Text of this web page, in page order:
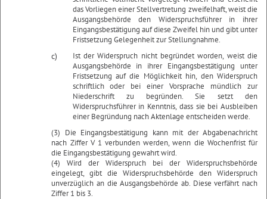
das Vorliegen einer Stellvertretung zweifelhaft, weist die
Ausgangsbehörde den Widerspruchsführer in ihrer
Eingangsbestätigung auf diese Zweifel hin und gibt unter
Fristsetzung Gelegenheit zur Stellungnahme.
c)
Ist der Widerspruch nicht begründet worden, weist die
Ausgangsbehörde in ihrer Eingangsbestätigung unter
Fristsetzung auf die Möglichkeit hin, den Widerspruch
schriftlich oder bei einer Vorsprache mündlich zur
Niederschrift zu begründen. Sie setzt den
Widerspruchsführer in Kenntnis, dass sie bei Ausbleiben
einer Begründung nach Aktenlage entscheiden werde.
(3) Die Eingangsbestätigung kann mit der Abgabenachricht
nach Ziffer V 1 verbunden werden, wenn die Wochenfrist für
die Eingangsbestätigung gewahrt wird.
(4) Wird der Widerspruch bei der Widerspruchsbehörde
eingelegt, gibt die Widerspruchsbehörde den Widerspruch
unverzüglich an die Ausgangsbehörde ab. Diese verfährt nach
Ziffer 1 bis 3.